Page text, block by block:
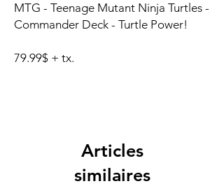
MTG - Teenage Mutant Ninja Turtles -
Commander Deck - Turtle Power!
79.99$ + tx.
Articles
similaires